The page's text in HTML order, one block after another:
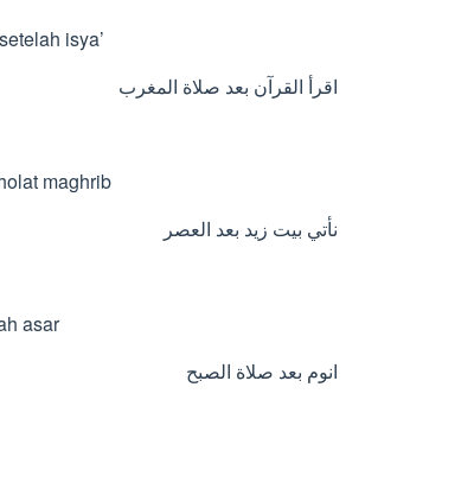
isya’
اقرأ القرآن بعد صلاة المغرب
maghrib
نأتي بيت زيد بعد العصر
asar
انوم بعد صلاة الصبح